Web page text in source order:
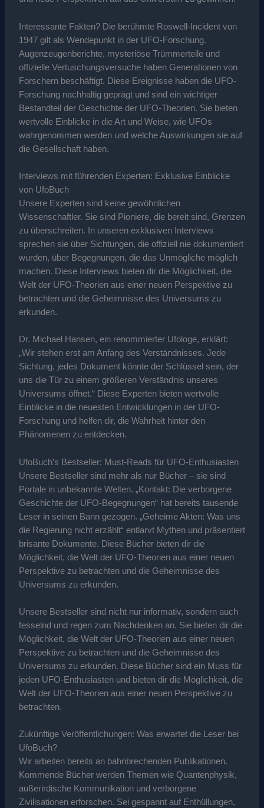
Interessante Fakten? Die berühmte Roswell-Incident von
1947 gilt als Wendepunkt in der UFO-Forschung.
Augenzeugenberichte, mysteriöse Trümmerteile und
offizielle Vertuschungsversuche haben Generationen von
Forschern beschäftigt. Diese Ereignisse haben die UFO-
Forschung nachhaltig geprägt und sind ein wichtiger
Bestandteil der Geschichte der UFO-Theorien. Sie bieten
wertvolle Einblicke in die Art und Weise, wie UFOs
wahrgenommen werden und welche Auswirkungen sie auf
die Gesellschaft haben.
Interviews mit führenden Experten: Exklusive Einblicke
von UfoBuch
Unsere Experten sind keine gewöhnlichen
Wissenschaftler. Sie sind Pioniere, die bereit sind, Grenzen
zu überschreiten. In unseren exklusiven Interviews
sprechen sie über Sichtungen, die offiziell nie dokumentiert
wurden, über Begegnungen, die das Unmögliche möglich
machen. Diese Interviews bieten dir die Möglichkeit, die
Welt der UFO-Theorien aus einer neuen Perspektive zu
betrachten und die Geheimnisse des Universums zu
erkunden.
Dr. Michael Hansen, ein renommierter Ufologe, erklärt:
„Wir stehen erst am Anfang des Verständnisses. Jede
Sichtung, jedes Dokument könnte der Schlüssel sein, der
uns die Tür zu einem größeren Verständnis unseres
Universums öffnet.“ Diese Experten bieten wertvolle
Einblicke in die neuesten Entwicklungen in der UFO-
Forschung und helfen dir, die Wahrheit hinter den
Phänomenen zu entdecken.
UfoBuch’s Bestseller: Must-Reads für UFO-Enthusiasten
Unsere Bestseller sind mehr als nur Bücher – sie sind
Portale in unbekannte Welten. „Kontakt: Die verborgene
Geschichte der UFO-Begegnungen“ hat bereits tausende
Leser in seinen Bann gezogen. „Geheime Akten: Was uns
die Regierung nicht erzählt“ entlarvt Mythen und präsentiert
brisante Dokumente. Diese Bücher bieten dir die
Möglichkeit, die Welt der UFO-Theorien aus einer neuen
Perspektive zu betrachten und die Geheimnisse des
Universums zu erkunden.
Unsere Bestseller sind nicht nur informativ, sondern auch
fesselnd und regen zum Nachdenken an. Sie bieten dir die
Möglichkeit, die Welt der UFO-Theorien aus einer neuen
Perspektive zu betrachten und die Geheimnisse des
Universums zu erkunden. Diese Bücher sind ein Muss für
jeden UFO-Enthusiasten und bieten dir die Möglichkeit, die
Welt der UFO-Theorien aus einer neuen Perspektive zu
betrachten.
Zukünftige Veröffentlichungen: Was erwartet die Leser bei
UfoBuch?
Wir arbeiten bereits an bahnbrechenden Publikationen.
Kommende Bücher werden Themen wie Quantenphysik,
außerirdische Kommunikation und verborgene
Zivilisationen erforschen. Sei gespannt auf Enthüllungen,